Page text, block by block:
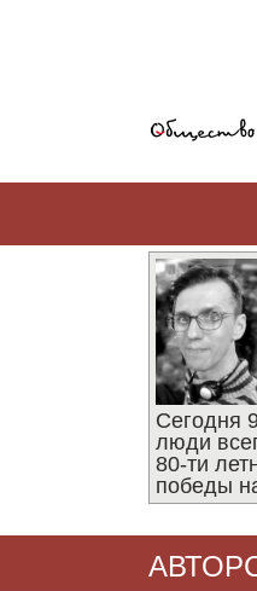
Сегодня
люди
80-ти
победы